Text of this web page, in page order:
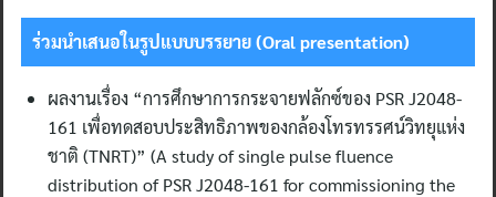
ร่วมนำเสนอในรูปแบบบรรยาย (Oral presentation)
ผลงานเรื่อง “การศึกษาการกระจายฟลักซ์ของ PSR J2048-
161 เพื่อทดสอบประสิทธิภาพของกล้องโทรทรรศน์วิทยุแห่ง
ชาติ (TNRT)” (A study of single pulse fluence
distribution of PSR J2048-161 for commissioning the